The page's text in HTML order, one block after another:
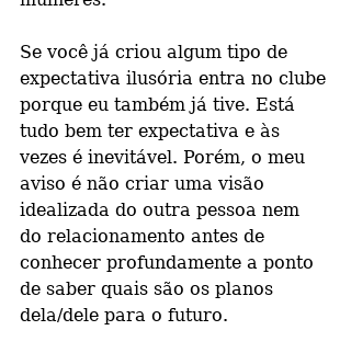
Se você já criou algum tipo de
expectativa ilusória entra no clube
porque eu também já tive. Está
tudo bem ter expectativa e às
vezes é inevitável. Porém, o meu
aviso é não criar uma visão
idealizada do outra pessoa nem
do relacionamento antes de
conhecer profundamente a ponto
de saber quais são os planos
dela/dele para o futuro.